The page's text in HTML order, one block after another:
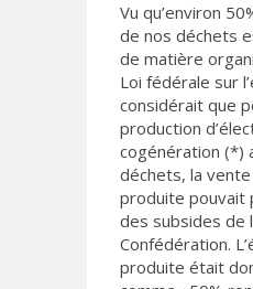
Vu qu’environ
de nos déchets
de matière
Loi fédérale sur
considérait que
production
cogénération (*)
déchets, la
produite pouvait
des subsides de
Confédération.
produite était